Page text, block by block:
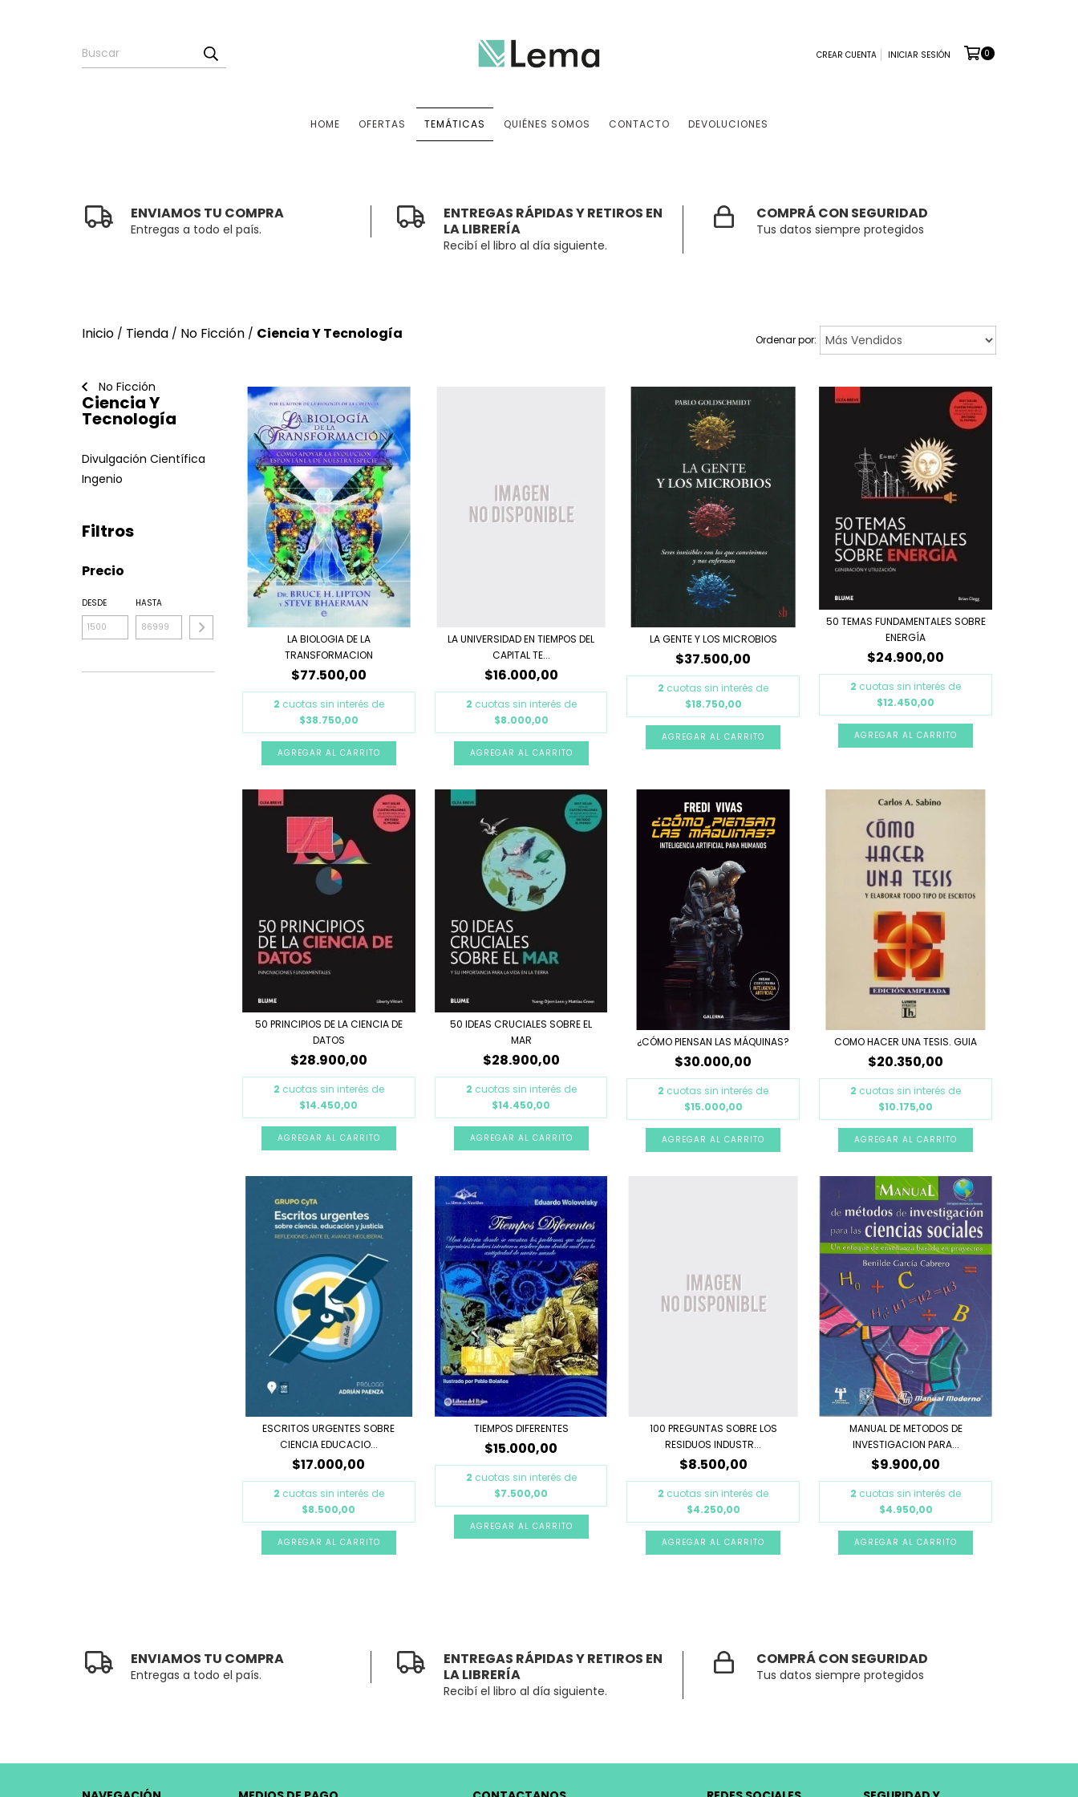
CREAR CUENTA INICIAR SESIÓN 0
HOME OFERTAS TEMÁTICAS QUIÉNES SOMOS CONTACTO DEVOLUCIONES
ENVIAMOS TU COMPRA
Entregas a todo el país.
ENTREGAS RÁPIDAS Y RETIROS EN
LA LIBRERÍA
Recibí el libro al día siguiente.
COMPRÁ CON SEGURIDAD
Tus datos siempre protegidos
Inicio / Tienda / No Ficción / Ciencia Y Tecnología Ordenar por:
No Ficción
Ciencia Y
Tecnología
Divulgación Científica
Ingenio
Filtros
Precio
DESDE HASTA
LA BIOLOGIA DE LA
TRANSFORMACION
$77.500,00
2 cuotas sin interés de
$38.750,00
LA UNIVERSIDAD EN TIEMPOS DEL
CAPITAL TE...
$16.000,00
2 cuotas sin interés de
$8.000,00
LA GENTE Y LOS MICROBIOS
$37.500,00
2 cuotas sin interés de
$18.750,00
50 TEMAS FUNDAMENTALES SOBRE
ENERGÍA
$24.900,00
2 cuotas sin interés de
$12.450,00
50 PRINCIPIOS DE LA CIENCIA DE
DATOS
$28.900,00
2 cuotas sin interés de
$14.450,00
50 IDEAS CRUCIALES SOBRE EL
MAR
$28.900,00
2 cuotas sin interés de
$14.450,00
¿CÓMO PIENSAN LAS MÁQUINAS?
$30.000,00
2 cuotas sin interés de
$15.000,00
COMO HACER UNA TESIS. GUIA
$20.350,00
2 cuotas sin interés de
$10.175,00
ESCRITOS URGENTES SOBRE
CIENCIA EDUCACIO...
$17.000,00
2 cuotas sin interés de
$8.500,00
TIEMPOS DIFERENTES
$15.000,00
2 cuotas sin interés de
$7.500,00
100 PREGUNTAS SOBRE LOS
RESIDUOS INDUSTR...
$8.500,00
2 cuotas sin interés de
$4.250,00
MANUAL DE METODOS DE
INVESTIGACION PARA...
$9.900,00
2 cuotas sin interés de
$4.950,00
ENVIAMOS TU COMPRA
Entregas a todo el país.
ENTREGAS RÁPIDAS Y RETIROS EN
LA LIBRERÍA
Recibí el libro al día siguiente.
COMPRÁ CON SEGURIDAD
Tus datos siempre protegidos